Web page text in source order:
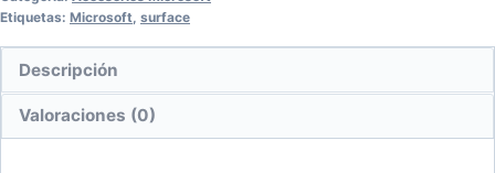
Etiquetas: Microsoft, surface
Descripción
Valoraciones (0)